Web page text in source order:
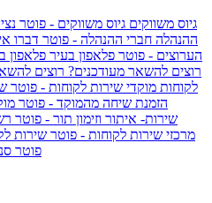
גיוס משווקים גיוס משווקים - פוטר
ההנהלה חברי ההנהלה - פוטר דברו
הערוצים - פוטר פלאפון בעיר פלאפון
רוצים להשאר מעודכנים? רוצים
לקוחות מוקדי שירות לקוחות - פוטר
הזמנת שיחה מהמוקד - פוטר
שירות- איתור וזימון תור - פוטר
מרכזי שירות לקוחות - פוטר שירות
פוטר